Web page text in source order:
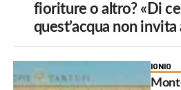
fioriture o altro? «Di
quest’acqua non
IONIO